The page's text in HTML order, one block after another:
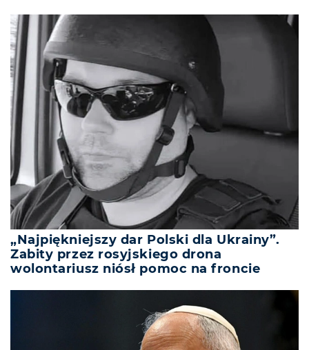
„Najpiękniejszy dar Polski dla Ukrainy”.
Zabity przez rosyjskiego drona
wolontariusz niósł pomoc na froncie